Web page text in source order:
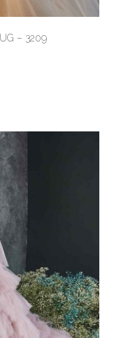
– 3209